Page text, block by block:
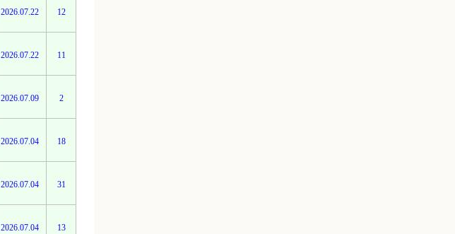
2026.07.22 12
2026.07.22 11
2026.07.09 2
2026.07.04 18
2026.07.04 31
2026.07.04 13